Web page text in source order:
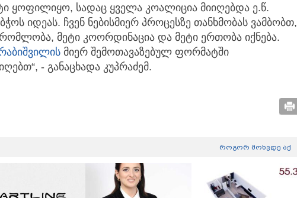
ყოფილიყო, სადაც ყველა კოალიცია მიიღებდა ე.წ.
იდეას. ჩვენ ნებისმიერ პროცესზე თანხმობას ვამბობთ,
მეტი კოორდინაცია და მეტი ერთობა იქნება.
მიერ შემოთავაზებულ ფორმატში
- განაცხადა კუპრაძემ.
როგორ მოხვდე აქ